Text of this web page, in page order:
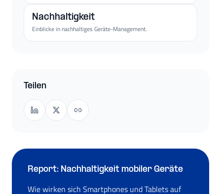
Nachhaltigkeit
Einblicke in nachhaltiges Geräte-Management.
Teilen
Report: Nachhaltigkeit mobiler Geräte
Wie wirken sich Smartphones und Tablets auf